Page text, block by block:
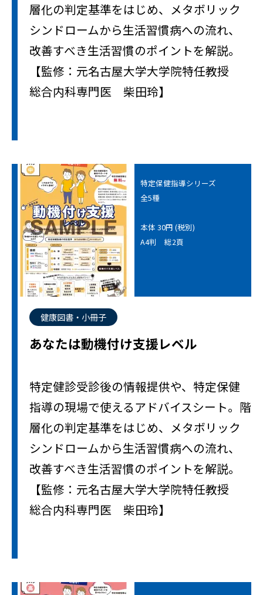
層化の判定基準をはじめ、メタボリック
シンドロームから生活習慣病への流れ、
改善すべき生活習慣のポイントを解説。
【監修：元名古屋大学大学院特任教授
総合内科専門医 柴田玲】
特定保健指導シリーズ
全5種
本体 30円 (税別)
A4判 総2頁
健康図書・小冊子
あなたは動機付け支援レベル
特定健診受診後の情報提供や、特定保健
指導の現場で使えるアドバイスシート。階
層化の判定基準をはじめ、メタボリック
シンドロームから生活習慣病への流れ、
改善すべき生活習慣のポイントを解説。
【監修：元名古屋大学大学院特任教授
総合内科専門医 柴田玲】